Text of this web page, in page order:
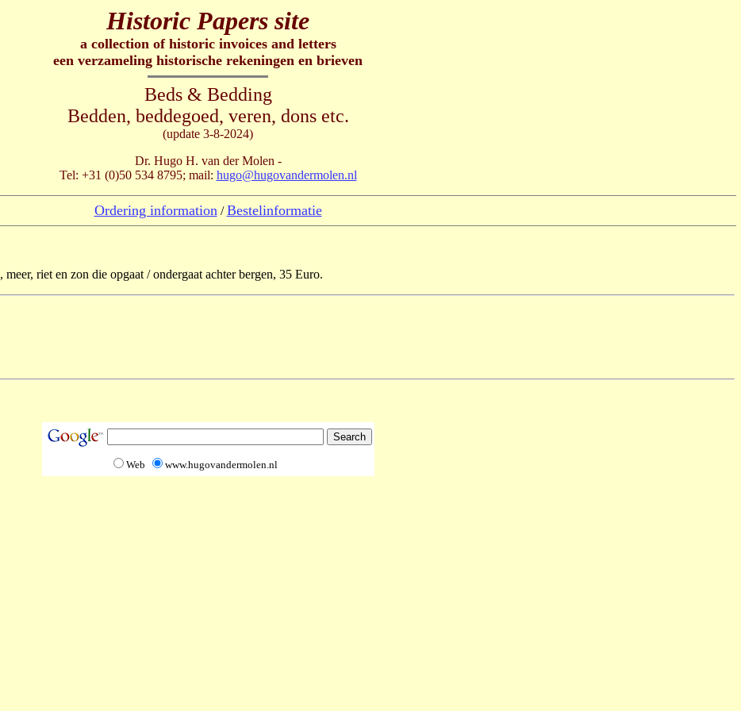
Historic Papers site
a collection of historic invoices and letters
een verzameling historische rekeningen en brieven
Beds & Bedding
Bedden, beddegoed, veren, dons etc.
(update 3-8-2024)
Dr. Hugo H. van der Molen -
Tel: +31 (0)50 534 8795; mail: hugo@hugovandermolen.nl
Ordering information /Bestelinformatie
, meer, riet en zon die opgaat / ondergaat achter bergen, 35 Euro.
Web www.hugovandermolen.nl